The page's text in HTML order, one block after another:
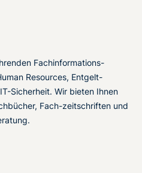
Fachinformations-
Resources, Entgelt-
Sicherheit. Wir bieten Ihnen
Fach-zeitschriften und